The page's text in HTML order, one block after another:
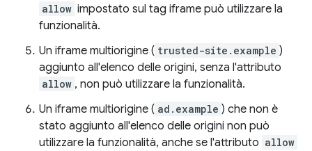
allow impostato sul tag iframe può utilizzare la
funzionalità.
Un iframe multiorigine ( trusted-site.example )
aggiunto all'elenco delle origini, senza l'attributo
allow , non può utilizzare la funzionalità.
Un iframe multiorigine ( ad.example ) che non è
stato aggiunto all'elenco delle origini non può
utilizzare la funzionalità, anche se l'attributo allow